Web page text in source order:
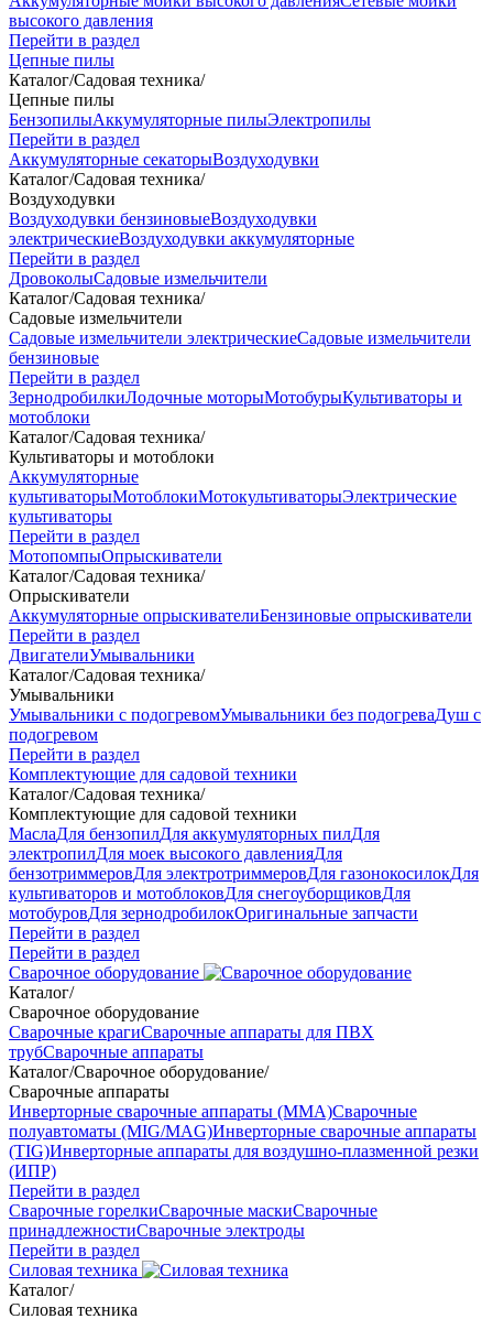
высокого давления
Перейти в раздел
Цепные пилы
Каталог/Садовая техника/
Цепные пилы
БензопилыАккумуляторные пилыЭлектропилы
Перейти в раздел
Аккумуляторные секаторыВоздуходувки
Каталог/Садовая техника/
Воздуходувки
Воздуходувки бензиновыеВоздуходувки
электрическиеВоздуходувки аккумуляторные
Перейти в раздел
ДровоколыСадовые измельчители
Каталог/Садовая техника/
Садовые измельчители
Садовые измельчители электрическиеСадовые измельчители
бензиновые
Перейти в раздел
ЗернодробилкиЛодочные моторыМотобурыКультиваторы и
мотоблоки
Каталог/Садовая техника/
Культиваторы и мотоблоки
Аккумуляторные
культиваторыМотоблокиМотокультиваторыЭлектрические
культиваторы
Перейти в раздел
МотопомпыОпрыскиватели
Каталог/Садовая техника/
Опрыскиватели
Аккумуляторные опрыскивателиБензиновые опрыскиватели
Перейти в раздел
ДвигателиУмывальники
Каталог/Садовая техника/
Умывальники
Умывальники с подогревомУмывальники без подогреваДуш с
подогревом
Перейти в раздел
Комплектующие для садовой техники
Каталог/Садовая техника/
Комплектующие для садовой техники
МаслаДля бензопилДля аккумуляторных пилДля
электропилДля моек высокого давленияДля
бензотриммеровДля электротриммеровДля газонокосилокДля
культиваторов и мотоблоковДля снегоуборщиковДля
мотобуровДля зернодробилокОригинальные запчасти
Перейти в раздел
Перейти в раздел
Сварочное оборудование
Каталог/
Сварочное оборудование
Сварочные крагиСварочные аппараты для ПВХ
трубСварочные аппараты
Каталог/Сварочное оборудование/
Сварочные аппараты
Инверторные сварочные аппараты (ММА)Сварочные
полуавтоматы (MIG/MAG)Инверторные сварочные аппараты
(TIG)Инверторные аппараты для воздушно-плазменной резки
(ИПР)
Перейти в раздел
Сварочные горелкиСварочные маскиСварочные
принадлежностиСварочные электроды
Перейти в раздел
Силовая техника
Каталог/
Силовая техника